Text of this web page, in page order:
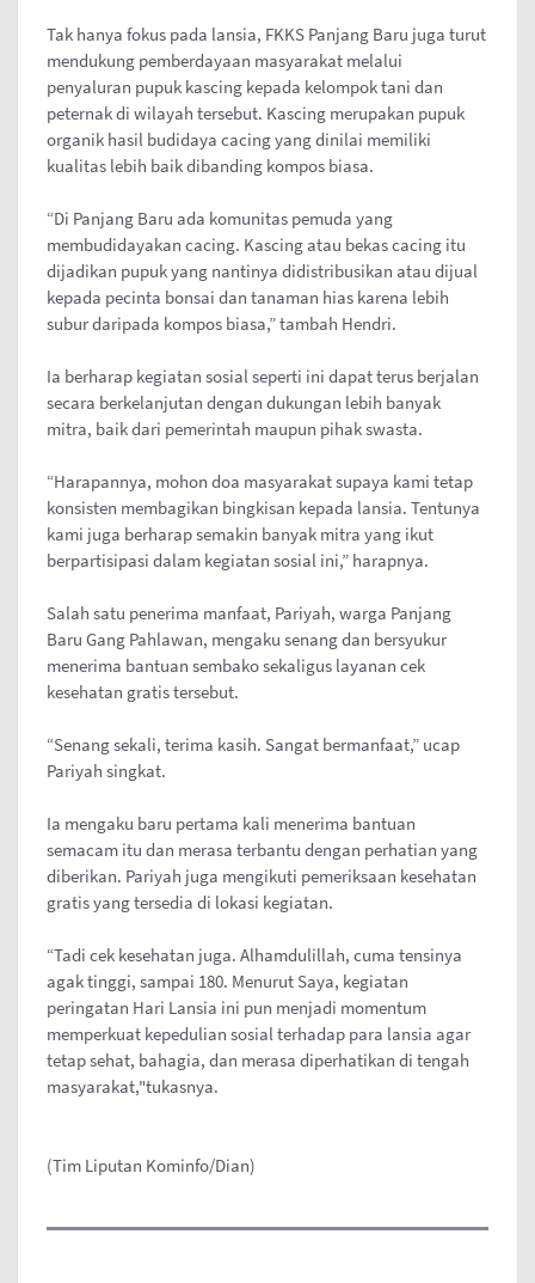
Tak hanya fokus pada lansia, FKKS Panjang Baru juga turut
mendukung pemberdayaan masyarakat melalui
penyaluran pupuk kascing kepada kelompok tani dan
peternak di wilayah tersebut. Kascing merupakan pupuk
organik hasil budidaya cacing yang dinilai memiliki
kualitas lebih baik dibanding kompos biasa.
“Di Panjang Baru ada komunitas pemuda yang
membudidayakan cacing. Kascing atau bekas cacing itu
dijadikan pupuk yang nantinya didistribusikan atau dijual
kepada pecinta bonsai dan tanaman hias karena lebih
subur daripada kompos biasa,” tambah Hendri.
Ia berharap kegiatan sosial seperti ini dapat terus berjalan
secara berkelanjutan dengan dukungan lebih banyak
mitra, baik dari pemerintah maupun pihak swasta.
“Harapannya, mohon doa masyarakat supaya kami tetap
konsisten membagikan bingkisan kepada lansia. Tentunya
kami juga berharap semakin banyak mitra yang ikut
berpartisipasi dalam kegiatan sosial ini,” harapnya.
Salah satu penerima manfaat, Pariyah, warga Panjang
Baru Gang Pahlawan, mengaku senang dan bersyukur
menerima bantuan sembako sekaligus layanan cek
kesehatan gratis tersebut.
“Senang sekali, terima kasih. Sangat bermanfaat,” ucap
Pariyah singkat.
Ia mengaku baru pertama kali menerima bantuan
semacam itu dan merasa terbantu dengan perhatian yang
diberikan. Pariyah juga mengikuti pemeriksaan kesehatan
gratis yang tersedia di lokasi kegiatan.
“Tadi cek kesehatan juga. Alhamdulillah, cuma tensinya
agak tinggi, sampai 180. Menurut Saya, kegiatan
peringatan Hari Lansia ini pun menjadi momentum
memperkuat kepedulian sosial terhadap para lansia agar
tetap sehat, bahagia, dan merasa diperhatikan di tengah
masyarakat,"tukasnya.
(Tim Liputan Kominfo/Dian)